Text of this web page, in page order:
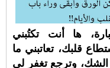
ها أنت تكتُبني
قلبك، تعاتبني ما
وترجع تغفر لي